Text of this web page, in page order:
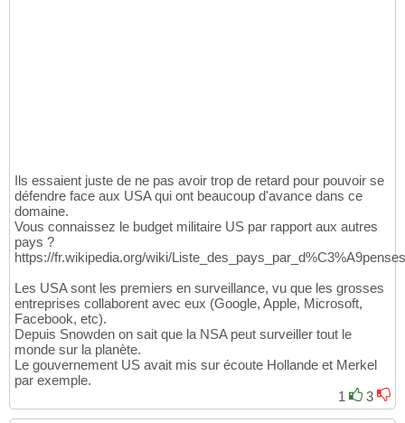
Ils essaient juste de ne pas avoir trop de retard pour pouvoir se
défendre face aux USA qui ont beaucoup d'avance dans ce
domaine.
Vous connaissez le budget militaire US par rapport aux autres
pays ?
https://fr.wikipedia.org/wiki/
Les USA sont les premiers en surveillance, vu que les grosses
entreprises collaborent avec eux (Google, Apple, Microsoft,
Facebook, etc).
Depuis Snowden on sait que la NSA peut surveiller tout le
monde sur la planète.
Le gouvernement US avait mis sur écoute Hollande et Merkel
par exemple.
1
3